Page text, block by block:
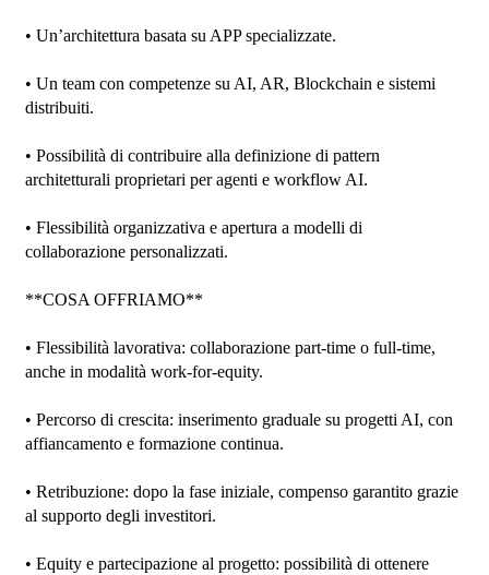
• Un’architettura basata su APP specializzate.
• Un team con competenze su AI, AR, Blockchain e sistemi
distribuiti.
• Possibilità di contribuire alla definizione di pattern
architetturali proprietari per agenti e workflow AI.
• Flessibilità organizzativa e apertura a modelli di
collaborazione personalizzati.
**COSA OFFRIAMO**
• Flessibilità lavorativa: collaborazione part-time o full-time,
anche in modalità work-for-equity.
• Percorso di crescita: inserimento graduale su progetti AI, con
affiancamento e formazione continua.
• Retribuzione: dopo la fase iniziale, compenso garantito grazie
al supporto degli investitori.
• Equity e partecipazione al progetto: possibilità di ottenere